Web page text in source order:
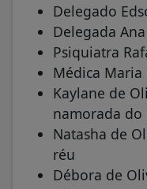
Delegado
Delegada
Psiquiatra
Médica Maria
Kaylane de
namorada do
Natasha de
réu
Débora de